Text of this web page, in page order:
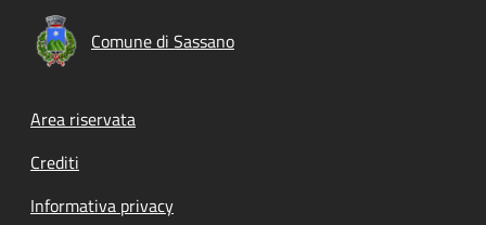
Comune di Sassano
Footer menu
Area riservata
Crediti
Informativa privacy